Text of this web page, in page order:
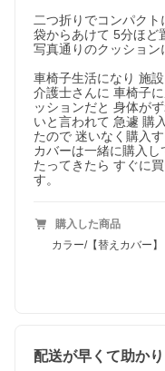
二つ折りでコンパクト
袋からあけて 5分ほど
写真通りのクッション
車椅子生活になり 施
介護士さんに 車椅子
ッションだと 身体が
いと言われて 急遽 購
たので 迷いなく購入
カバーは一緒に購入
たってきたら すぐに
す。
購入した商品
カラー/【替えカバー
配送が早くて助かり